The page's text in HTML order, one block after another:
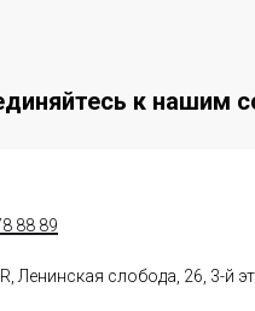
к нашим
88 89
Ленинская слобода, 26, 3-й